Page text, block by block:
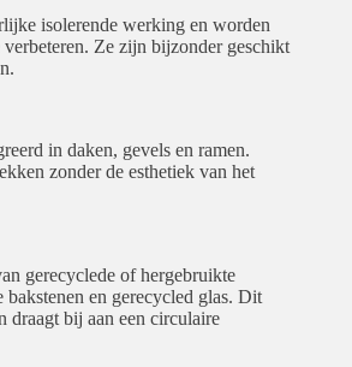
isolerende werking en worden
Ze zijn bijzonder geschikt
in daken, gevels en ramen.
zonder de esthetiek van het
gerecyclede of hergebruikte
en gerecycled glas. Dit
draagt bij aan een circulaire